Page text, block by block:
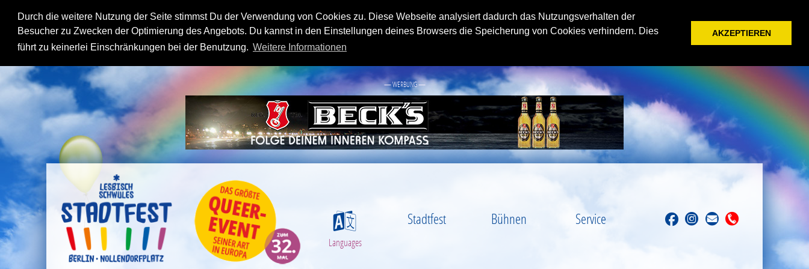
Durch die weitere Nutzung der Seite stimmst Du der Verwendung von Cookies zu. Diese Webseite analysiert dadurch das Nutzungsverhalten der
Besucher zu Zwecken der Optimierung des Angebots. Du kannst in den Einstellungen deines Browsers die Speicherung von Cookies verhindern. Dies
führt zu keinerlei Einschränkungen bei der Benutzung. Weitere Informationen
AKZEPTIEREN
— WERBUNG —
S
Languages
Stadtfest Bühnen Service F I M T